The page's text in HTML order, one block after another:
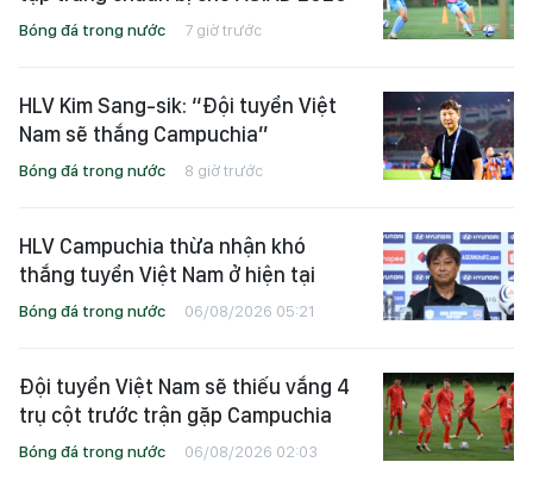
Bóng đá trong nước 7 giờ trước
HLV Kim Sang-sik: “Đội tuyển Việt
Nam sẽ thắng Campuchia”
Bóng đá trong nước 8 giờ trước
HLV Campuchia thừa nhận khó
thắng tuyển Việt Nam ở hiện tại
Bóng đá trong nước 06/08/2026 05:21
Đội tuyển Việt Nam sẽ thiếu vắng 4
trụ cột trước trận gặp Campuchia
Bóng đá trong nước 06/08/2026 02:03